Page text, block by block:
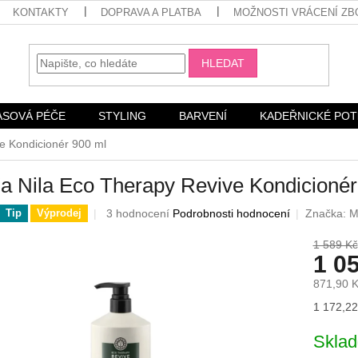
KONTAKTY DOPRAVA A PLATBA MOŽNOSTI VRÁCENÍ
HLEDAT
PÉČE STYLING BARVENÍ KADEŘNICKÉ
Kondicionér 900 ml
Nila Eco Therapy Revive
Tip Výprodej
Průměrné
z
5
hvězdiček.
3 hodnocení Podrobnosti hodnocení Značka:
1 589 Kč
1
871,90
Měrná
1